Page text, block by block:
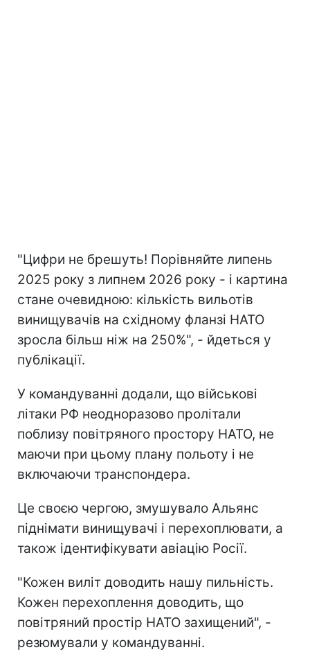
"Цифри не брешуть! Порівняйте липень
2025 року з липнем 2026 року - і картина
стане очевидною: кількість вильотів
винищувачів на східному фланзі НАТО
зросла більш ніж на 250%", - йдеться у
публікації.
У командуванні додали, що військові
літаки РФ неодноразово пролітали
поблизу повітряного простору НАТО, не
маючи при цьому плану польоту і не
включаючи транспондера.
Це своєю чергою, змушувало Альянс
піднімати винищувачі і перехоплювати, а
також ідентифікувати авіацію Росії.
"Кожен виліт доводить нашу пильність.
Кожен перехоплення доводить, що
повітряний простір НАТО захищений", -
резюмували у командуванні.